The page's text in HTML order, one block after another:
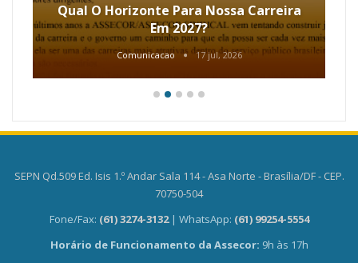
Qual O Horizonte Para Nossa Carreira
Em 2027?
Comunicacao 17 jul, 2026
SEPN Qd.509 Ed. Isis 1.º Andar Sala 114 - Asa Norte - Brasília/DF - CEP.
70750-504
Fone/Fax: (61) 3274-3132 | WhatsApp: (61) 99254-5554
Horário de Funcionamento da Assecor: 9h às 17h